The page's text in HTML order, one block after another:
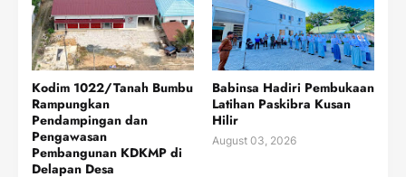
Kodim 1022/Tanah Bumbu
Rampungkan
Pendampingan dan
Pengawasan
Pembangunan KDKMP di
Delapan Desa
Babinsa Hadiri Pembukaan
Latihan Paskibra Kusan
Hilir
August 03, 2026